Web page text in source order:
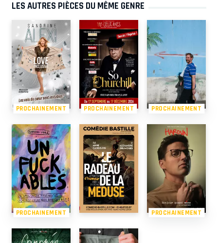
LES AUTRES PIÈCES DU MÊME GENRE
PROCHAINEMENT PROCHAINEMENT PROCHAINEMENT
PROCHAINEMENT PROCHAINEMENT